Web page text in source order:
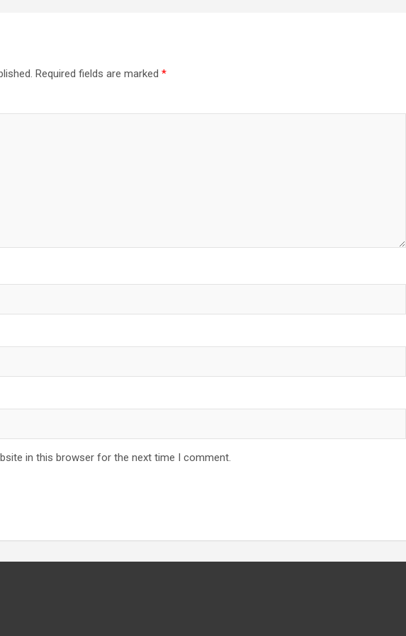
Required fields are marked *
in this browser for the next time I comment.